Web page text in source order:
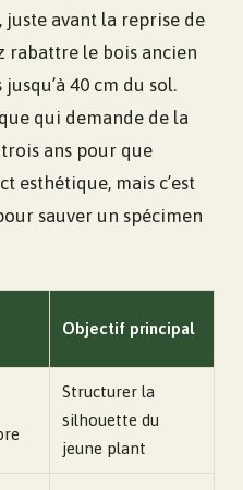
juste avant la reprise de
rabattre le bois ancien
40 cm du sol.
qui demande de la
ans pour que
esthétique, mais c’est
sauver un spécimen
Objectif principal
Structurer la
silhouette du
jeune plant